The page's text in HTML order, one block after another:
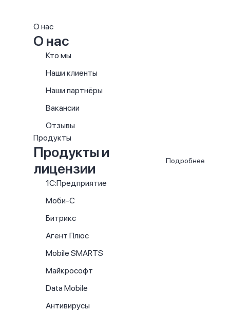
О нас
О нас
Кто мы
Наши клиенты
Наши партнёры
Вакансии
Отзывы
Продукты
Продукты и
лицензии
Подробнее
1С:Предприятие
Моби-С
Битрикс
Агент Плюс
Mobile SMARTS
Майкрософт
Data Mobile
Антивирусы